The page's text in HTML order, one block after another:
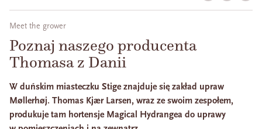
Meet the grower
Poznaj naszego producenta
Thomasa z Danii
W duńskim miasteczku Stige znajduje się zakład upraw
Møllerhøj. Thomas Kjær Larsen, wraz ze swoim zespołem,
produkuje tam hortensje Magical Hydrangea do uprawy